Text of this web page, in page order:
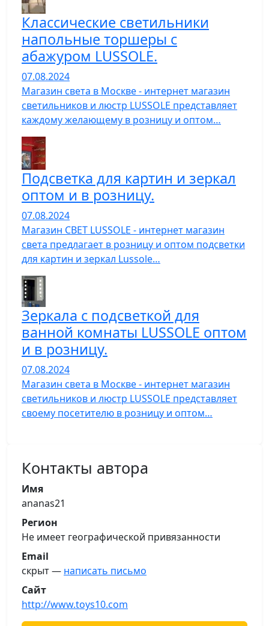
Классические светильники
напольные торшеры с
абажуром LUSSOLE.
07.08.2024
Магазин света в Москве - интернет магазин
светильников и люстр LUSSOLE представляет
каждому желающему в розницу и оптом…
Подсветка для картин и зеркал
оптом и в розницу.
07.08.2024
Магазин СВЕТ LUSSOLE - интернет магазин
света предлагает в розницу и оптом подсветки
для картин и зеркал Lussole…
Зеркала с подсветкой для
ванной комнаты LUSSOLE оптом
и в розницу.
07.08.2024
Магазин света в Москве - интернет магазин
светильников и люстр LUSSOLE представляет
своему посетителю в розницу и оптом…
Контакты автора
Имя
ananas21
Регион
Не имеет географической привязанности
Email
скрыт — написать письмо
Сайт
http://www.toys10.com